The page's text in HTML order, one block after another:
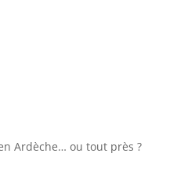
Ardèche… ou tout près ?